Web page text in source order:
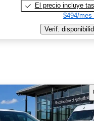
El precio incluye
$494/mes
Verif.